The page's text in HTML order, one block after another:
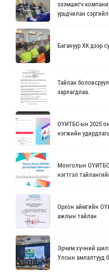
эзэмшигч
урьдчилан
Багануур ХК дээр
Тайлан
зарлагдлаа.
ОҮИТБС-ын 2025
нэгжийн
Монголын
нэгтгэл
Орхон аймгийн
ажлын тайлан
Эрчим хүчний
Улсын амлалтууд